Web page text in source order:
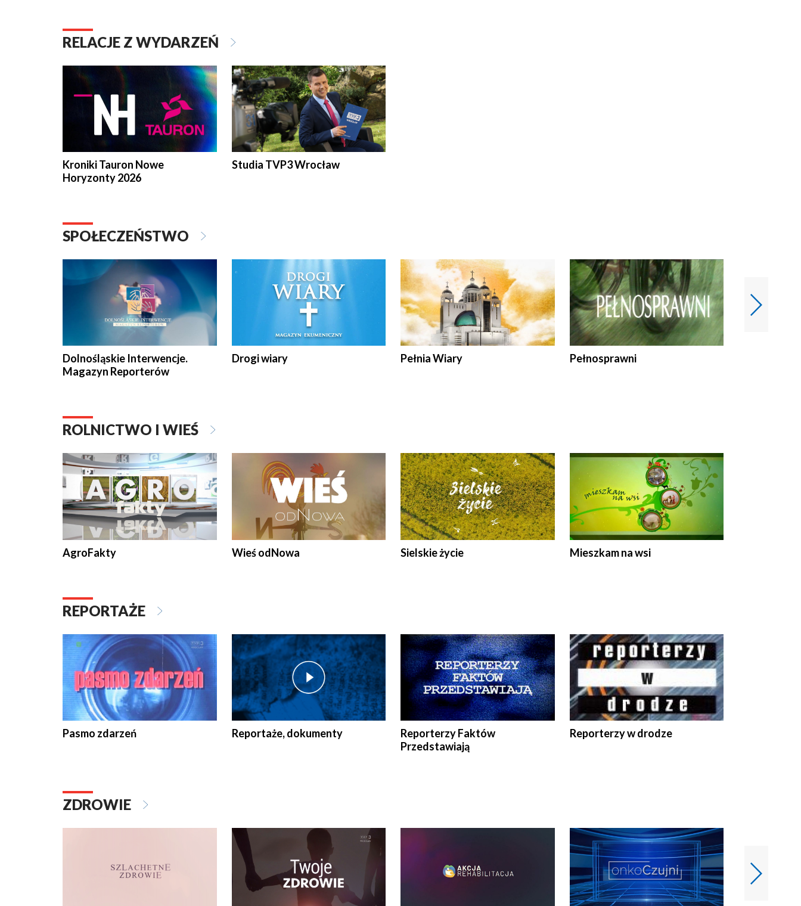
RELACJE Z WYDARZEŃ
Kroniki Tauron Nowe
Horyzonty 2026
Studia TVP3 Wrocław
SPOŁECZEŃSTWO
Dolnośląskie Interwencje.
Magazyn Reporterów
Drogi wiary Pełnia Wiary Pełnosprawni
ROLNICTWO I WIEŚ
AgroFakty Wieś odNowa Sielskie życie Mieszkam na wsi
REPORTAŻE
Pasmo zdarzeń Reportaże, dokumenty
Reporterzy Faktów
Przedstawiają
Reporterzy w drodze
ZDROWIE